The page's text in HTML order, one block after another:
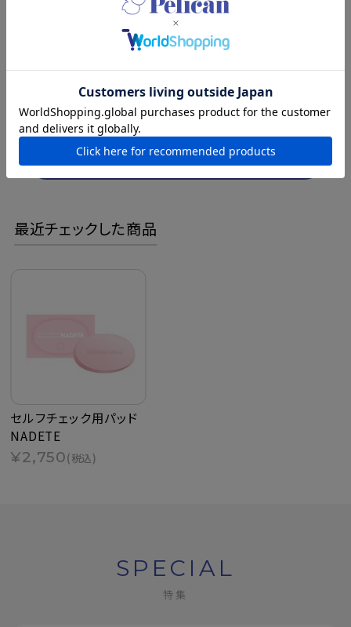
この商品を問い合わせる
商品レビュー
コメントを書く
最近チェックした商品
セルフチェック用パッド
NADETE
¥2,750(税込)
SPECIAL
特集